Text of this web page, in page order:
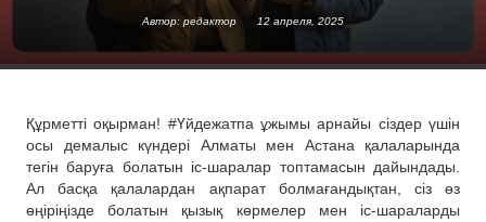
Автор: редактор 12 апреля, 2025
Құрметті оқырман! #Үйдежатпа ұжымы арнайы сіздер үшін
осы демалыс күндері Алматы мен Астана қалаларында
тегін баруға болатын іс-шаралар топтамасын дайындады.
Ал басқа қалалардан ақпарат болмағандықтан, сіз өз
өңіріңізде болатын қызық көрмелер мен іс-шараларды